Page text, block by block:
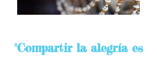
"Compartir la alegría es